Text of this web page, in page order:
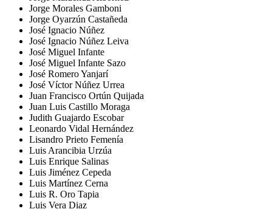
Jorge Morales Gamboni
Jorge Oyarzún Castañeda
José Ignacio Núñez
José Ignacio Núñez Leiva
José Miguel Infante
José Miguel Infante Sazo
José Romero Yanjarí
José Víctor Núñez Urrea
Juan Francisco Ortún Quijada
Juan Luis Castillo Moraga
Judith Guajardo Escobar
Leonardo Vidal Hernández
Lisandro Prieto Femenía
Luis Arancibia Urzúa
Luis Enrique Salinas
Luis Jiménez Cepeda
Luis Martínez Cerna
Luis R. Oro Tapia
Luis Vera Diaz